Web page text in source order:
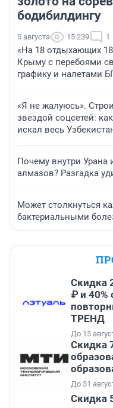
бодибилдингу
5 августа 15 239 1
«На 18 отдыхающих
Крыму с перебоями
графику и налетами
«Я не жалуюсь».
звездой соцсетей:
искал весь
Почему внутри Урана
алмазов? Разгадка
Может столкнуться
бактериальными
Скидка
₽ и 40%
ТРЕНД
До 15
Скидка
До 31
Скидка